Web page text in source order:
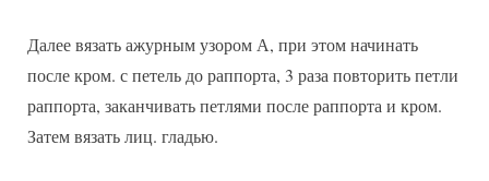
Далее вязать ажурным узором А, при этом начинать
после кром. с петель до раппорта, 3 раза повторить петли
раппорта, заканчивать петлями после раппорта и кром.
Затем вязать лиц. гладью.